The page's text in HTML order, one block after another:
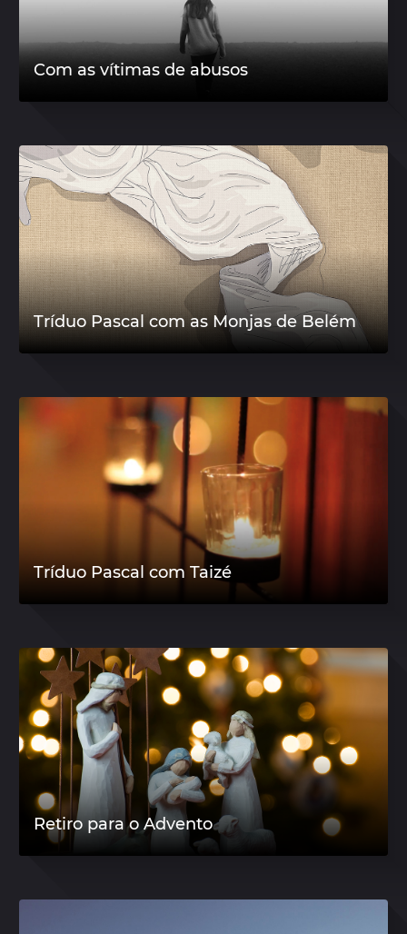
Com as vítimas de abusos
Tríduo Pascal com as Monjas de Belém
Tríduo Pascal com Taizé
Retiro para o Advento